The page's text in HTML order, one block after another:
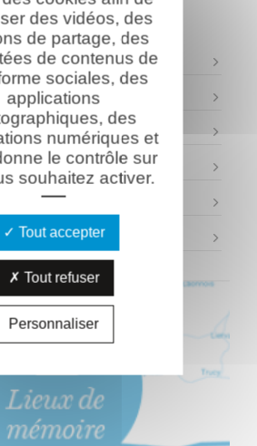
"Oise-Aisne"
des vidéos, des
de partage, des
de contenus de
sociales, des
applications
des
numériques et
le contrôle sur
souhaitez activer.
Tout accepter
Tout refuser
Personnaliser